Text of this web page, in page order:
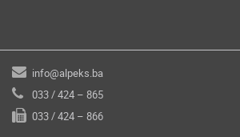
info@alpeks.ba
033 / 424 – 865
033 / 424 – 866